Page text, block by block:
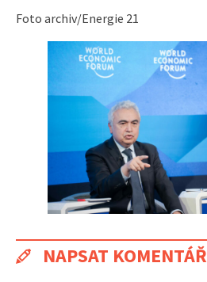
Foto archiv/Energie 21
NAPSAT KOMENTÁŘ